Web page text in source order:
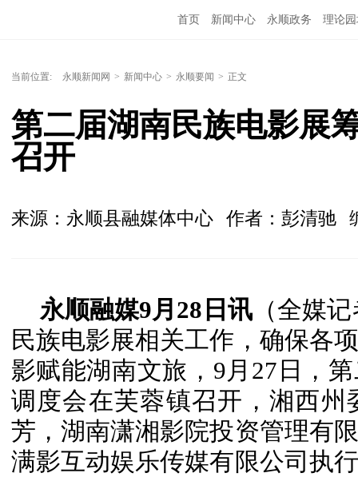
首页 新闻中心 永顺政务 理论
当前位置: 永顺新闻网 > 新闻中心 > 永顺要闻 > 正文
第二届湖南民族电影展
召开
来源：永顺县融媒体中心 作者：彭清驰
永顺融媒9月28日讯（全媒
民族电影展相关工作，确保各
影赋能湖南文旅，9月27日，
调度会在芙蓉镇召开，湘西
芳，湖南潇湘影院投资管理有
满影互动娱乐传媒有限公司执